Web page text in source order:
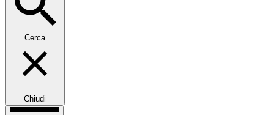
Cerca
Chiudi